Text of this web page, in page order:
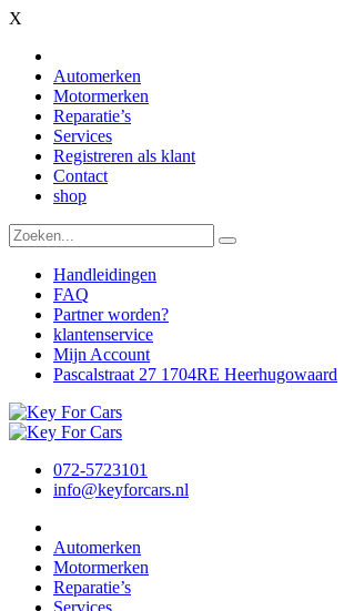
X
Automerken
Motormerken
Reparatie’s
Services
Registreren als klant
Contact
shop
Handleidingen
FAQ
Partner worden?
klantenservice
Mijn Account
Pascalstraat 27 1704RE Heerhugowaard
072-5723101
info@keyforcars.nl
Automerken
Motormerken
Reparatie’s
Services